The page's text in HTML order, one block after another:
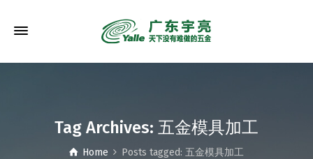
Tag Archives: 五金模具加工
Home Posts tagged: 五金模具加工